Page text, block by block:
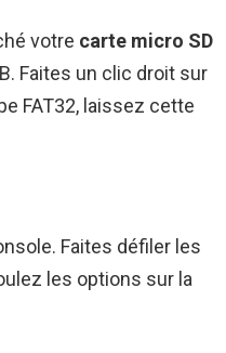
votre carte micro SD
Faites un clic droit sur
FAT32, laissez cette
Faites défiler les
les options sur la